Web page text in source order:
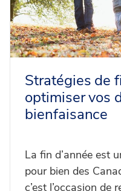
Stratégies de
optimiser vos
bienfaisance
La fin d’année est
pour bien des
c’est l’occasion de